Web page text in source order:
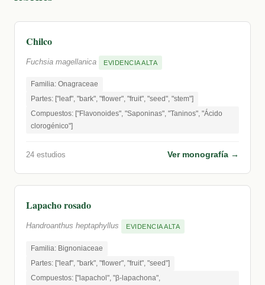
Chilco
Fuchsia magellanica EVIDENCIA ALTA
Familia: Onagraceae
Partes: ["leaf", "bark", "flower", "fruit", "seed", "stem"]
Compuestos: ["Flavonoides", "Saponinas", "Taninos", "Ácido
clorogénico"]
24 estudios Ver monografía →
Lapacho rosado
Handroanthus heptaphyllus EVIDENCIA ALTA
Familia: Bignoniaceae
Partes: ["leaf", "bark", "flower", "fruit", "seed"]
Compuestos: ["lapachol", "β-lapachona",